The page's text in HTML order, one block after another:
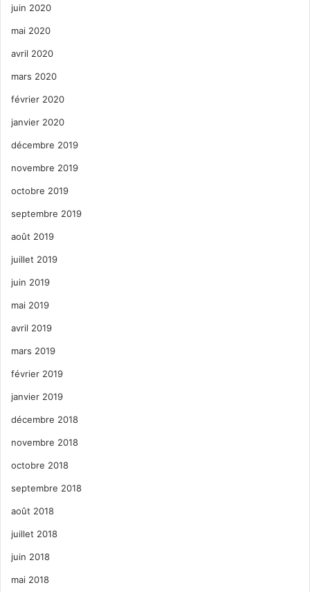
juin 2020
mai 2020
avril 2020
mars 2020
février 2020
janvier 2020
décembre 2019
novembre 2019
octobre 2019
septembre 2019
août 2019
juillet 2019
juin 2019
mai 2019
avril 2019
mars 2019
février 2019
janvier 2019
décembre 2018
novembre 2018
octobre 2018
septembre 2018
août 2018
juillet 2018
juin 2018
mai 2018